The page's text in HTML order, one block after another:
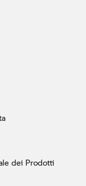
dei Prodotti